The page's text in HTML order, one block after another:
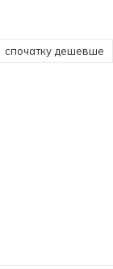
спочатку дешевше